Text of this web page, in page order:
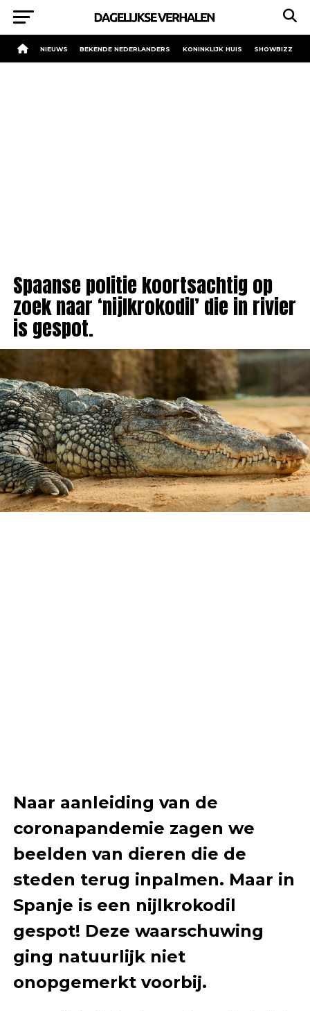
NIEUWS BEKENDE NEDERLANDERS KONINKLIJK HUIS SHOWBIZZ
Spaanse politie koortsachtig op
zoek naar ‘nijlkrokodil’ die in rivier
is gespot.
Naar aanleiding van de
coronapandemie zagen we
beelden van dieren die de
steden terug inpalmen. Maar in
Spanje is een nijlkrokodil
gespot! Deze waarschuwing
ging natuurlijk niet
onopgemerkt voorbij.